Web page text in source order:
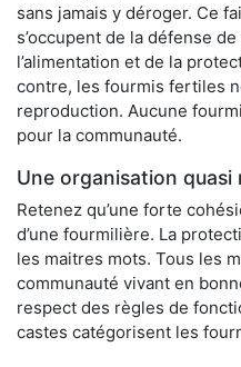
sans jamais y déroger. Ce
s’occupent de la défense
l’alimentation et de la
contre, les fourmis fertiles
reproduction. Aucune
pour la communauté.
Une organisation quasi
Retenez qu’une forte
d’une fourmilière. La
les maitres mots. Tous les
communauté vivant en
respect des règles de
castes catégorisent les